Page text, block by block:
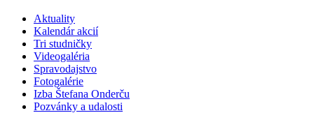
Aktuality
Kalendár akcií
Tri studničky
Videogaléria
Spravodajstvo
Fotogalérie
Izba Štefana Onderču
Pozvánky a udalosti